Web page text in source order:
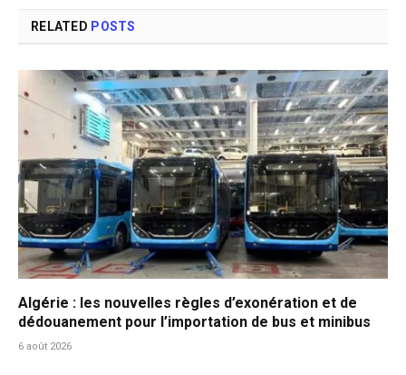
RELATED POSTS
Algérie : les nouvelles règles d’exonération et de
dédouanement pour l’importation de bus et minibus
6 août 2026